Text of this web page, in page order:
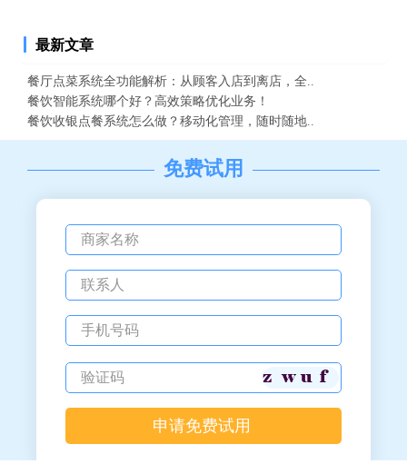
最新文章
餐厅点菜系统全功能解析：从顾客入店到离店，全..
餐饮智能系统哪个好？高效策略优化业务！
餐饮收银点餐系统怎么做？移动化管理，随时随地..
免费试用